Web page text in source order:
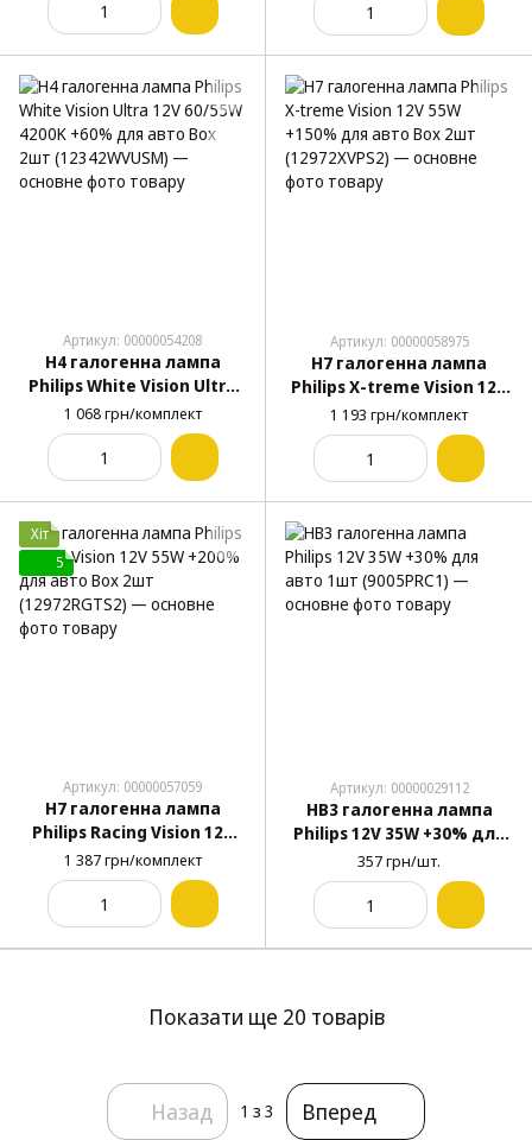
Артикул: 00000054208
H4 галогенна лампа
Philips White Vision Ultra
12V 60/55W 4200K +60%
для авто Box 2шт
(12342WVUSM)
1 068 грн/комплект
Артикул: 00000058975
H7 галогенна лампа
Philips X-treme Vision 12V
55W +150% для авто Box
2шт (12972XVPS2)
1 193 грн/комплект
Хіт
5
Артикул: 00000057059
H7 галогенна лампа
Philips Racing Vision 12V
55W +200% для авто Box
2шт (12972RGTS2)
1 387 грн/комплект
Артикул: 00000029112
HB3 галогенна лампа
Philips 12V 35W +30% для
авто 1шт (9005PRC1)
357 грн/шт.
Показати ще 20 товарів
Назад 1 з 3 Вперед